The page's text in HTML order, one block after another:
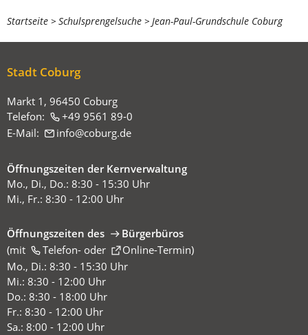
Sie
befinden
sich
Startseite Schulsprengelsuche Jean-Paul-Grundschule Coburg
Stadt Coburg
Markt 1, 96450 Coburg
Telefon:
+49 9561 89-0
E-Mail:
info coburg de
Öffnungszeiten der Kernverwaltung
Mo., Di., Do.: 8:30 - 15:30 Uhr
Mi., Fr.: 8:30 - 12:00 Uhr
Öffnungszeiten des
Bürgerbüros
(mit
Telefon-oder Online-Termin
(Öffnet
in
einem
neuen
Tab)
)
Mo., Di.: 8:30 - 15:30 Uhr
Mi.: 8:30 - 12:00 Uhr
Do.: 8:30 - 18:00 Uhr
Fr.: 8:30 - 12:00 Uhr
Sa.: 8:00 - 12:00 Uhr